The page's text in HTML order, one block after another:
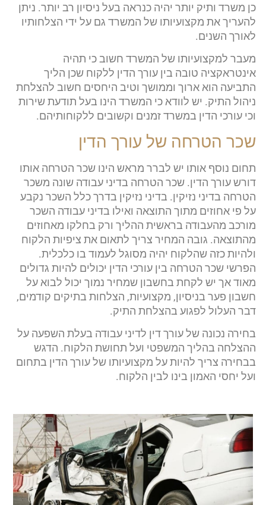
כן משרד ותיק יותר יהיה כנראה בעל ניסיון רב יותר. ניתן
להעריך את מקצועיותו של המשרד גם על ידי הצלחותיו
לאורך השנים.
מעבר למקצועיותו של המשרד חשוב כי תהיה
אינטראקציה טובה בין עורך הדין ללקוח שכן הליך
התביעה הוא ארוך וממושך וטיב היחסים חשוב להצלחת
ניהול התיק. יש לוודא כי המשרד הינו בעל תודעת שירות
וכי עורכי הדין במשרד זמנים וקשובים ללקוחותיהם.
שכר הטרחה של עורך הדין
תחום נוסף אותו יש לברר מראש הינו שכר הטרחה אותו
דורש עורך הדין. שכר הטרחה בדיני עבודה שונה משכר
הטרחה בדיני נזיקין. בדיני נזיקין בדרך כלל השכר נקבע
על פי אחוזים מתוך התוצאה ואילו בדיני עבודה השכר
מורכב מהעבודה בראשית ההליך ורק בחלקו מאחוזים
מהתוצאה. גובה המחיר צריך לתאום את ציפיות הלקוח
ולהיות כזה שהלקוח יהיה מסוגל לעמוד בו כלכלית.
הפרשי שכר הטרחה בין עורכי הדין יכולים להיות גדולים
מאוד אך יש לקחת בחשבון שמחיר נמוך יכול לבוא על
חשבון פער בניסיון, מקצועיות, הצלחות בתיקים קודמים,
דבר העלול לפגוע בהצלחת התיק.
בחירה נכונה של עורך דין לדיני עבודה בעלת השפעה על
ההצלחה בהליך המשפטי ועל תחושת הלקוח. הדגש
בבחירה צריך להיות על מקצועיותו של עורך הדין בתחום
ועל יחסי האמון בינו לבין הלקוח.